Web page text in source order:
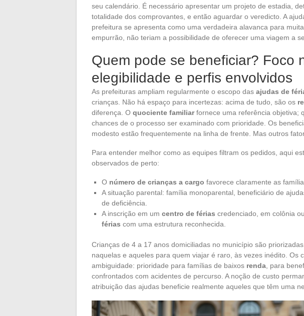
seu calendário. É necessário apresentar um projeto de estadia,
totalidade dos comprovantes, e então aguardar o veredicto. A
prefeitura se apresenta como uma verdadeira alavanca para
empurrão, não teriam a possibilidade de oferecer uma viagem a
Quem pode se beneficiar? Foco
elegibilidade e perfis envolvidos
As prefeituras ampliam regularmente o escopo das ajudas de
crianças. Não há espaço para incertezas: acima de tudo, são os
diferença. O quociente familiarfornece uma referência objetiva;
chances de o processo ser examinado com prioridade. Os
modesto estão frequentemente na linha de frente. Mas outros
Para entender melhor como as equipes filtram os pedidos, aqui
observados de perto:
O número de crianças a cargo favorece claramente as
A situação parental: família monoparental, beneficiário de
de deficiência.
A inscrição em um centro de férias credenciado, em colônia
férias com uma estrutura reconhecida.
Crianças de 4 a 17 anos domiciliadas no município são
naquelas e aqueles para quem viajar é raro, às vezes inédito. Os
ambiguidade: prioridade para famílias de baixos renda , para
confrontados com acidentes de percurso. A noção de custo
atribuição das ajudas beneficie realmente aqueles que têm uma